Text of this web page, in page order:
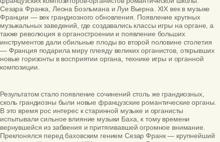
Сезара Франка, Леона Боэльмана и Луи Вьерна. XIX век в музыке
Франции — век грандиозного обновления. Появление крупных
музыкальных заведений, где создавались классы игры на органе, а
также революция в органостроении и появление больших
инструментов дали обильные плоды во второй половине столетия
— Франция подарила миру плеяду великих органистов, открывших
новые горизонты в восприятии органа, технике игры и органной
композиции.
Результатом стало появление сочинений столь же грандиозных,
сколь грандиозны были новые французские романтические органы.
В это время рос интерес к старинной музыке и органисты
испытывали сильное влияние музыки Баха, к тому времени
вернувшейся из забвения и притягивавшей огромное внимание.
Преклонялся перед баховским гением Сезар Франк — крупнейший